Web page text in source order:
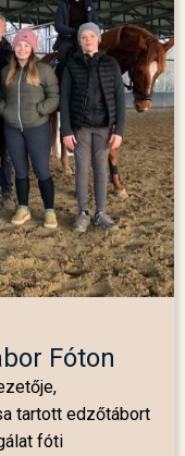
Fóton
tartott edzőtábort
fóti